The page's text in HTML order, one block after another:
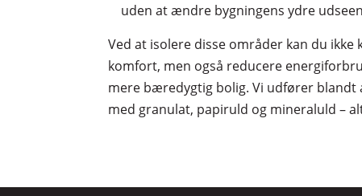
uden at ændre bygningens ydre
Ved at isolere disse områder kan du
komfort, men også reducere
mere bæredygtig bolig. Vi udfører blandt
med granulat, papiruld og mineraluld –